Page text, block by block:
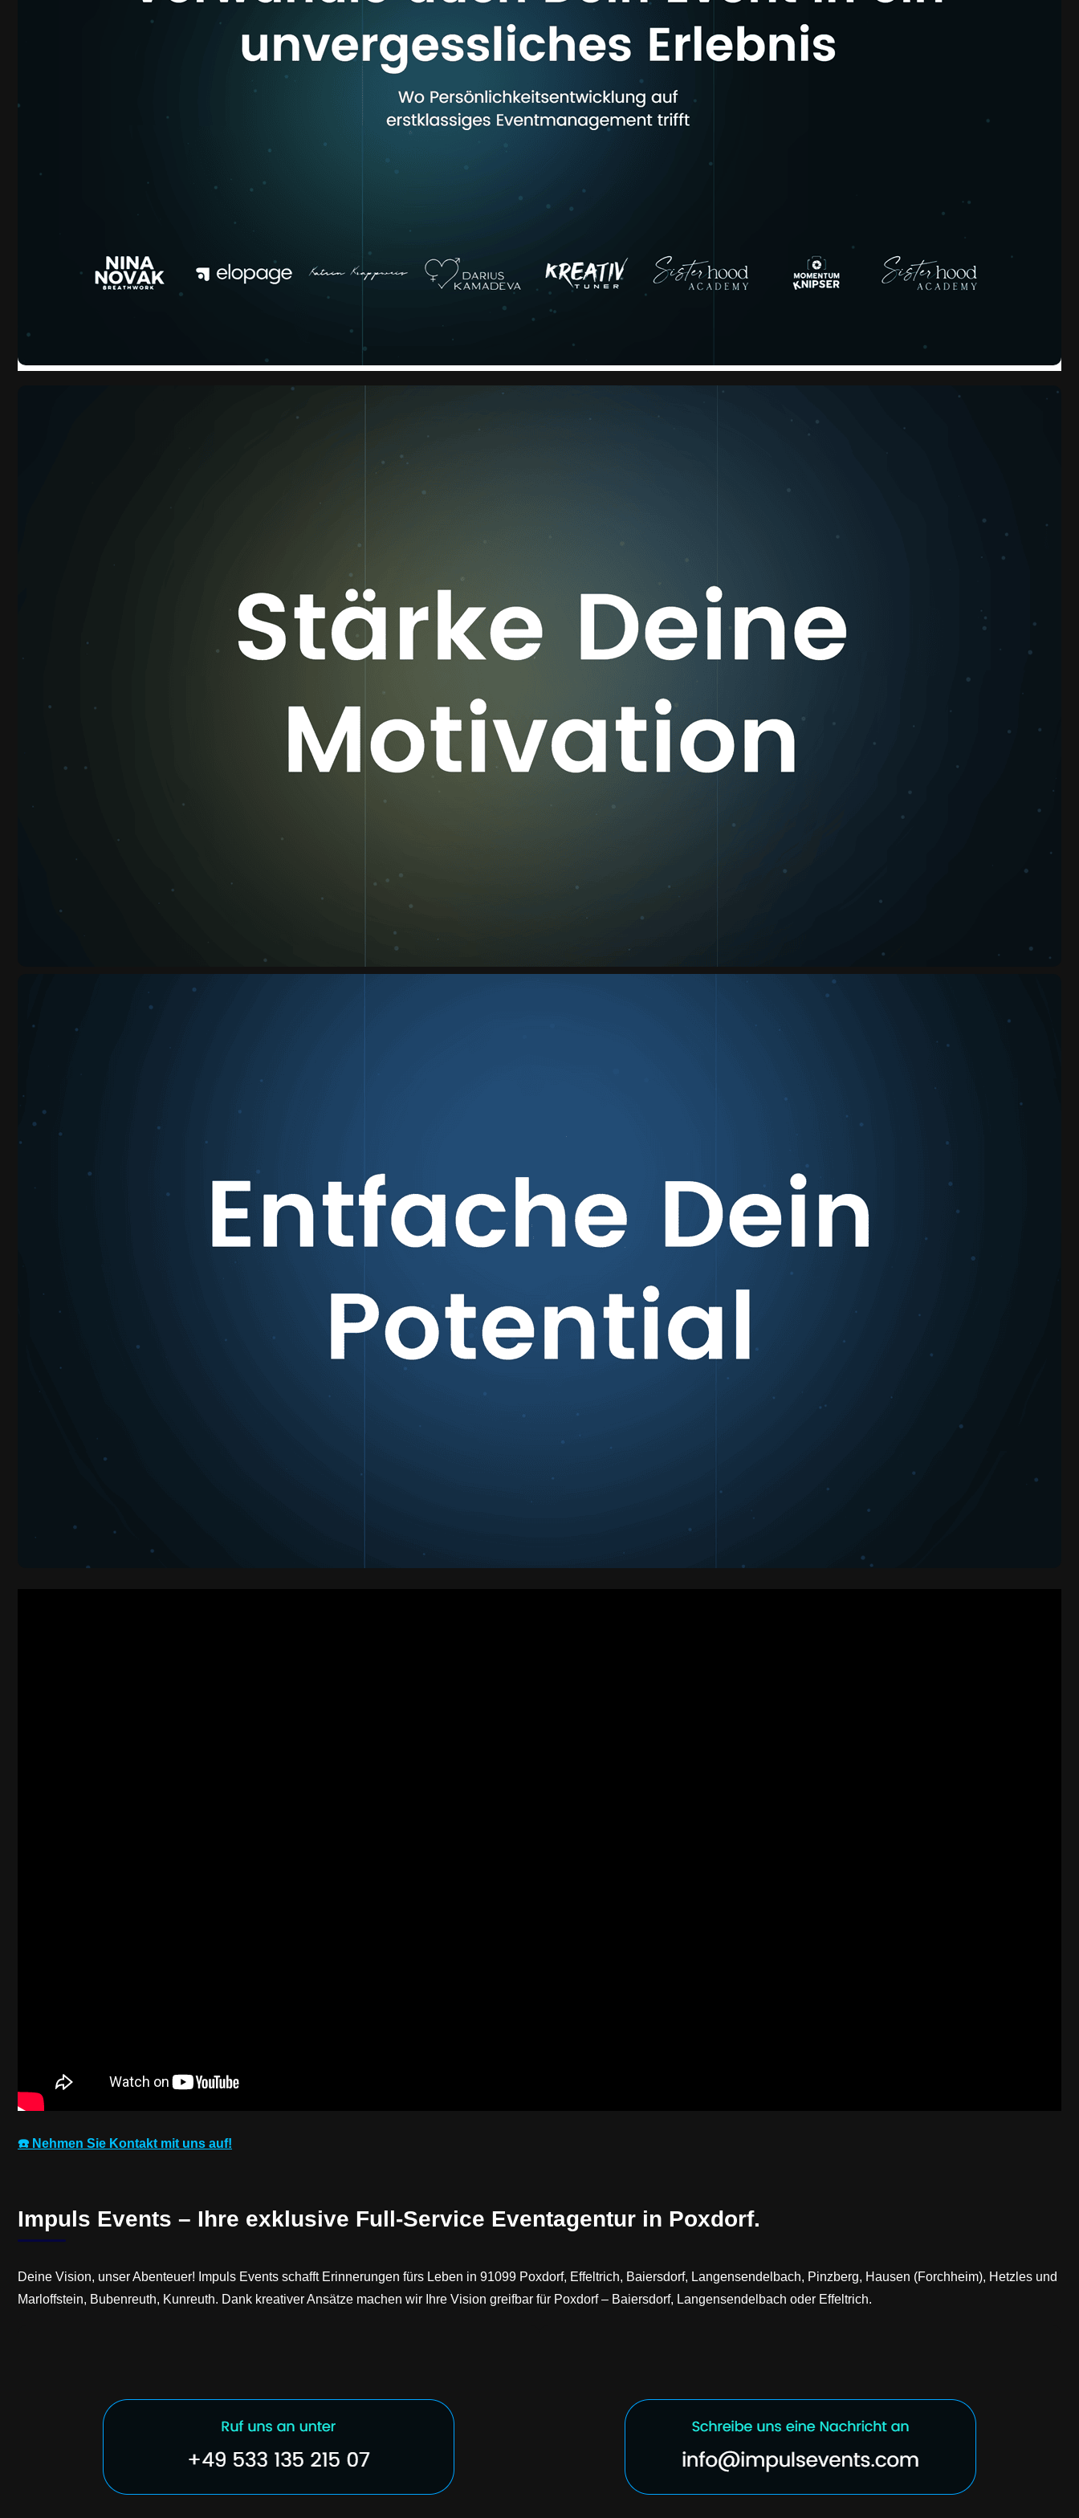
☎️ Nehmen Sie Kontakt mit uns auf!
Impuls Events – Ihre exklusive Full-Service Eventagentur in Poxdorf.
Deine Vision, unser Abenteuer! Impuls Events schafft Erinnerungen fürs Leben in 91099 Poxdorf, Effeltrich, Baiersdorf, Langensendelbach, Pinzberg, Hausen (Forchheim), Hetzles und
Marloffstein, Bubenreuth, Kunreuth. Dank kreativer Ansätze machen wir Ihre Vision greifbar für Poxdorf – Baiersdorf, Langensendelbach oder Effeltrich.